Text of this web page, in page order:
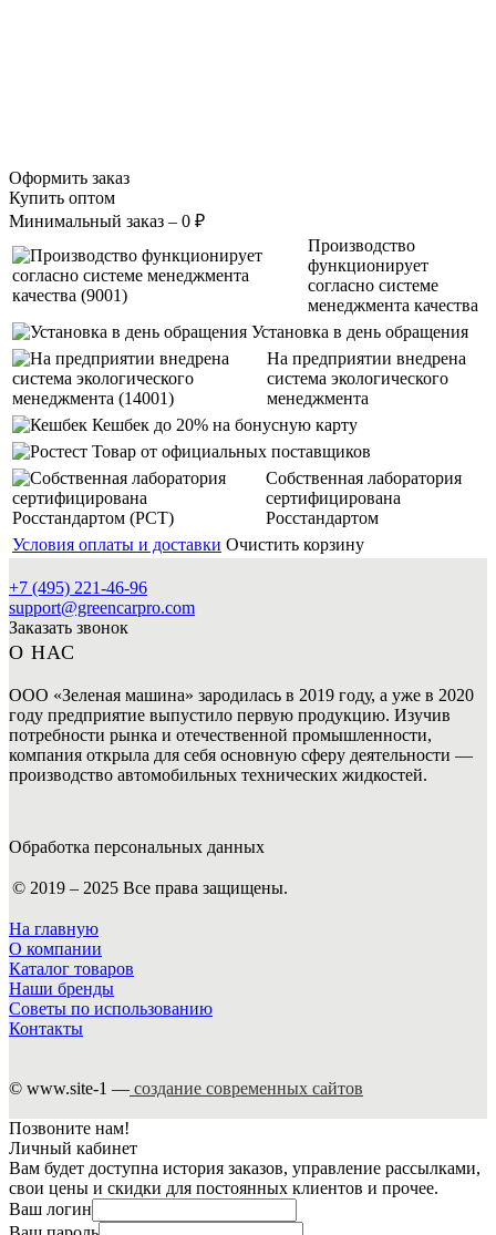
Оформить заказ
Купить оптом
Минимальный заказ – 0 ₽
Производство
функционирует
согласно системе
менеджмента качества
Установка в день обращения
На предприятии внедрена
система экологического
менеджмента
Кешбек до 20% на бонусную карту
Товар от официальных поставщиков
Собственная лаборатория
сертифицирована
Росстандартом
Условия оплаты и доставки Очистить корзину
+7 (495) 221-46-96
support@greencarpro.com
Заказать звонок
О НАС
ООО «Зеленая машина» зародилась в 2019 году, а уже в 2020
году предприятие выпустило первую продукцию. Изучив
потребности рынка и отечественной промышленности,
компания открыла для себя основную сферу деятельности —
производство автомобильных технических жидкостей.
Обработка персональных данных
© 2019 – 2025 Все права защищены.
На главную
О компании
Каталог товаров
Наши бренды
Советы по использованию
Контакты
© www.site-1 — создание современных сайтов
Позвоните нам!
Личный кабинет
Вам будет доступна история заказов, управление рассылками,
свои цены и скидки для постоянных клиентов и прочее.
Ваш логин